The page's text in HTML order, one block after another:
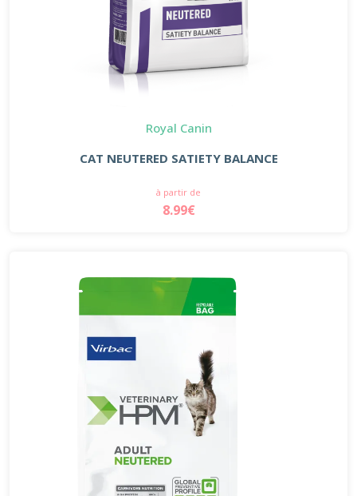
Royal Canin
CAT NEUTERED SATIETY BALANCE
à partir de
8.99€